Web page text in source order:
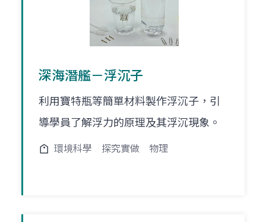
深海潛艦－浮沉子
利用寶特瓶等簡單材料製作浮沉子，引
導學員了解浮力的原理及其浮沉現象。
環境科學 探究實做 物理